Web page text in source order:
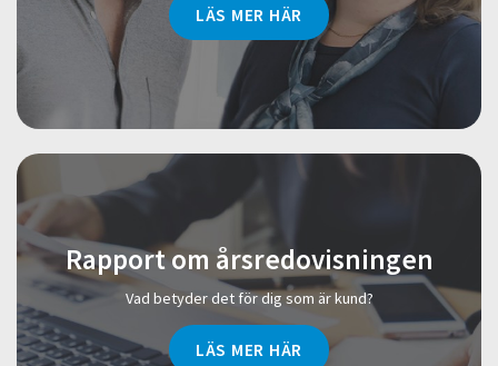
LÄS MER HÄR
Rapport om årsredovisningen
Vad betyder det för dig som är kund?
LÄS MER HÄR